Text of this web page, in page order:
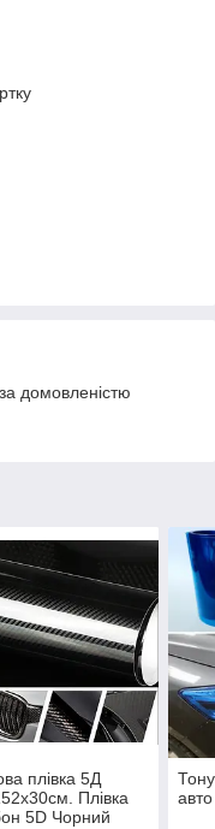
домовленістю
плівка 5Д
Плівка
5D Чорний